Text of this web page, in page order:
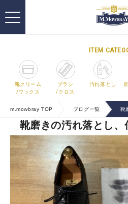
ITEM
靴クリーム
/ワックス
ブラシ
/クロス
汚れ落とし
m.mowbray TOP ブログ一覧 靴
靴磨きの汚れ落とし、